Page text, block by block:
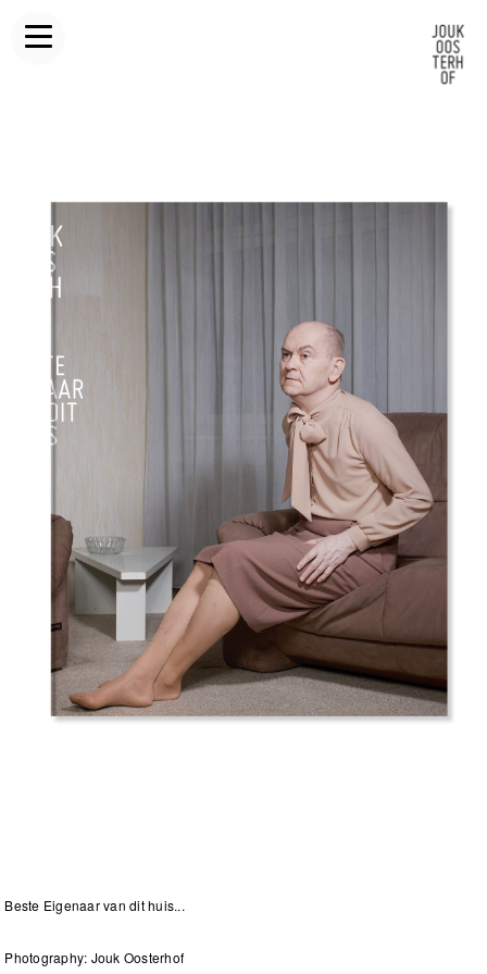
Beste Eigenaar van dit huis...
Photography: Jouk Oosterhof